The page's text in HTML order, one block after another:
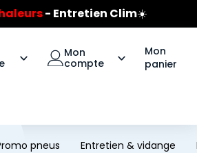
- Entretien Clim☀️
pneus Bridgestone
sur les pneus Bridgestone
Mon
compte
Mon
panier
pneus Entretien & vidange